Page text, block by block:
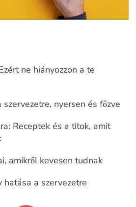
ne hiányozzon a te
nyersen és főzve
Receptek és a titok, amit
amikről kevesen tudnak
hatása a szervezetre